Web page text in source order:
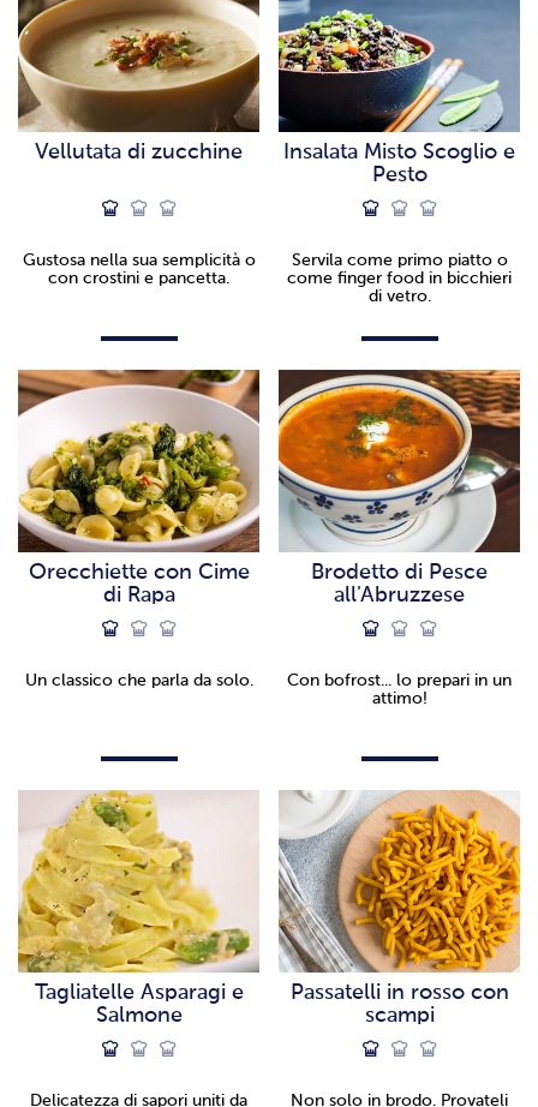
Vellutata di zucchine
Gustosa nella sua semplicità o
con crostini e pancetta.
Insalata Misto Scoglio e
Pesto
Servila come primo piatto o
come finger food in bicchieri
di vetro.
Orecchiette con Cime
di Rapa
Un classico che parla da solo.
Brodetto di Pesce
all'Abruzzese
Con bofrost... lo prepari in un
attimo!
Tagliatelle Asparagi e
Salmone
Delicatezza di sapori uniti da
Passatelli in rosso con
scampi
Non solo in brodo. Provateli